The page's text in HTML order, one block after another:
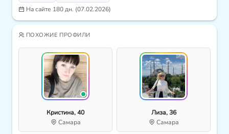
На сайте 180 дн. (07.02.2026)
ПОХОЖИЕ ПРОФИЛИ
Кристина, 40
Самара
Лиза, 36
Самара